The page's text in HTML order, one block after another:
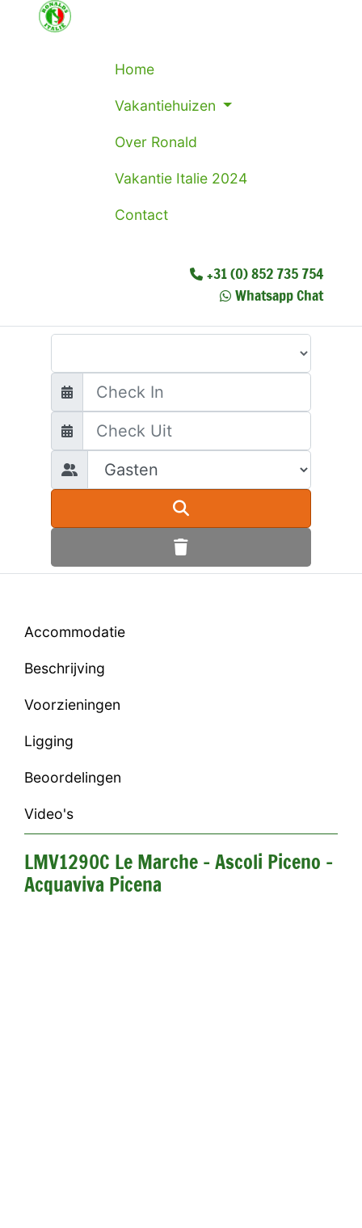
Home
Vakantiehuizen
Over Ronald
Vakantie Italie 2024
Contact
+31 (0) 852 735 754
Whatsapp Chat
Accommodatie
Beschrijving
Voorzieningen
Ligging
Beoordelingen
Video's
LMV1290C Le Marche - Ascoli Piceno -
Acquaviva Picena